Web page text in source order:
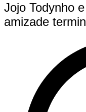
Jojo Todynho
amizade